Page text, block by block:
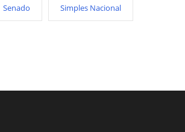
Senado Simples Nacional